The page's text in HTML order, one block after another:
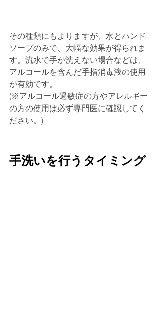
その種類にもよりますが、水とハンド
ソープのみで、大幅な効果が得られま
す。流水で手が洗えない場合などは、
アルコールを含んだ手指消毒液の使用
が有効です。
(※アルコール過敏症の方やアレルギー
の方の使用は必ず専門医に確認してく
ださい。)
手洗いを行うタイミング